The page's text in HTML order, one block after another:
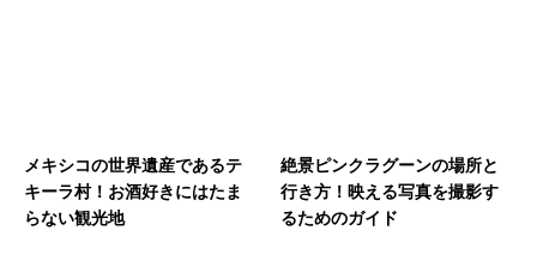
メキシコの世界遺産であるテ
キーラ村！お酒好きにはたま
らない観光地
絶景ピンクラグーンの場所と
行き方！映える写真を撮影す
るためのガイド